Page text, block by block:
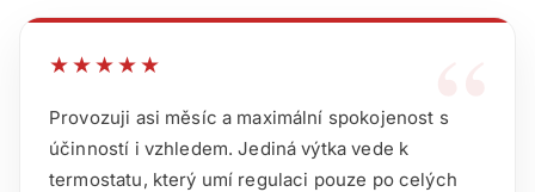
“
★★★★★
Provozuji asi měsíc a maximální spokojenost s
účinností i vzhledem. Jediná výtka vede k
termostatu, který umí regulaci pouze po celých